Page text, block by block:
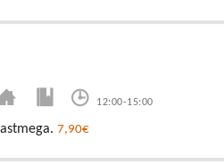
12:00-15:00
7,90€